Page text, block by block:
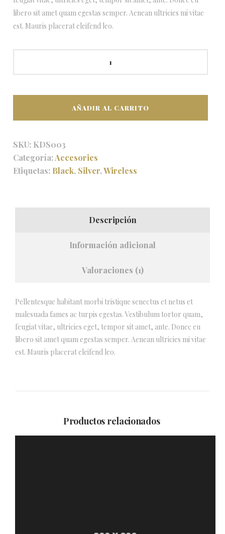
libero sit amet quam egestas semper. Aenean ultricies mi vitae
est. Mauris placerat eleifend leo.
AÑADIR AL CARRITO
SKU: KDS003
Categoría:Accesories
Etiquetas: Black, Silver,Wireless
Descripción
Información adicional
Valoraciones (1)
Pellentesque habitant morbi tristique senectus et netus et
malesuada fames ac turpis egestas. Vestibulum tortor quam,
feugiat vitae, ultricies eget, tempor sit amet, ante. Donec eu
libero sit amet quam egestas semper. Aenean ultricies mi vitae
est. Mauris placerat eleifend leo.
Productos relacionados